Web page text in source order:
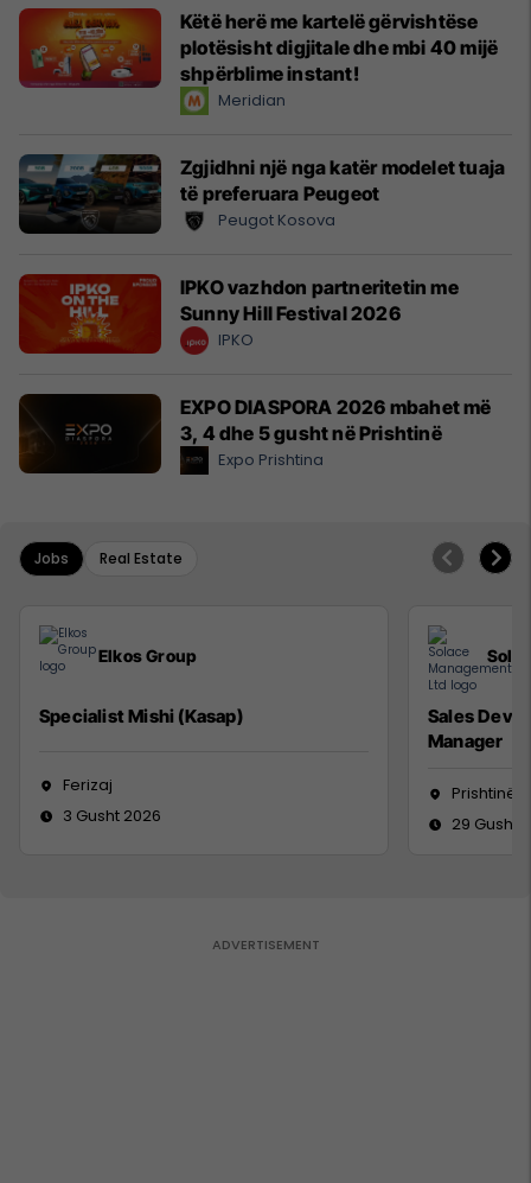
Këtë herë me kartelë gërvishtëse
plotësisht digjitale dhe mbi 40 mijë
shpërblime instant!
Meridian
Zgjidhni një nga katër modelet tuaja
të preferuara Peugeot
Peugot Kosova
IPKO vazhdon partneritetin me
Sunny Hill Festival 2026
IPKO
EXPO DIASPORA 2026 mbahet më
3, 4 dhe 5 gusht në Prishtinë
Expo Prishtina
Jobs Real Estate
Elkos Group
Specialist Mishi (Kasap)
Ferizaj
3 Gusht 2026
Sales
Manager
Prishtinë
29 Gusht